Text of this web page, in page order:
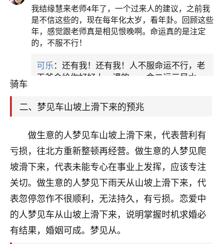
年人梦见骑自行车爬坡：要注意手足部受伤，有可
能发生突发性疾病。要注意正常作息，不要暴饮暴
食，通宵熬夜。上班族梦见骑自行车爬坡：预示工
作上如意，做事谨慎小心，工作上得到延伸，工作
上能取得不错的成绩。梦见自己骑车爬坡梦见自己
骑车
二、梦见车山坡上滑下来的预兆
做生意的人梦见车山坡上滑下来，代表营利有
亏损，往北方重新整顿再经营。做生意的人梦见爬
坡滑下来，代表未能专心在事业上发挥，应该专注
关切。做生意的人梦见下雨天从山坡上滑下来，代
表忽停忽作不很顺利，无法持久，有亏损。恋爱中
的人梦见车从山坡上滑下来，说明掌握时机求婚必
有结果，婚姻可成。梦见从。
我结缘慧来老师4年了，一个过来人的建议，之前我
是不信这些的，现在每年化太岁，看年卦。回顾这些
年，感觉跟老师真是相见恨晚啊。命运真的是注定
的，不服不行！
可乐：还有我！还有我！人不服命运不行，老
天爷会给你好好上一课的。一命二运三风水，
平安是福 ：我也是每年找老师化太岁，看年
卦，认识老师3年了，都是缘分啊！
17分钟前 来自湖北 19
心若莲花
我是做餐饮的，这两年，生意屡屡受挫，店开一家关
一家，要么生意不好，生意好的就出事。前些年攒的
家底快败光了，真是倒霉！我也想找人看看到底怎么
回事？
鹿森：你可以找老师看看，人有时不服命不行